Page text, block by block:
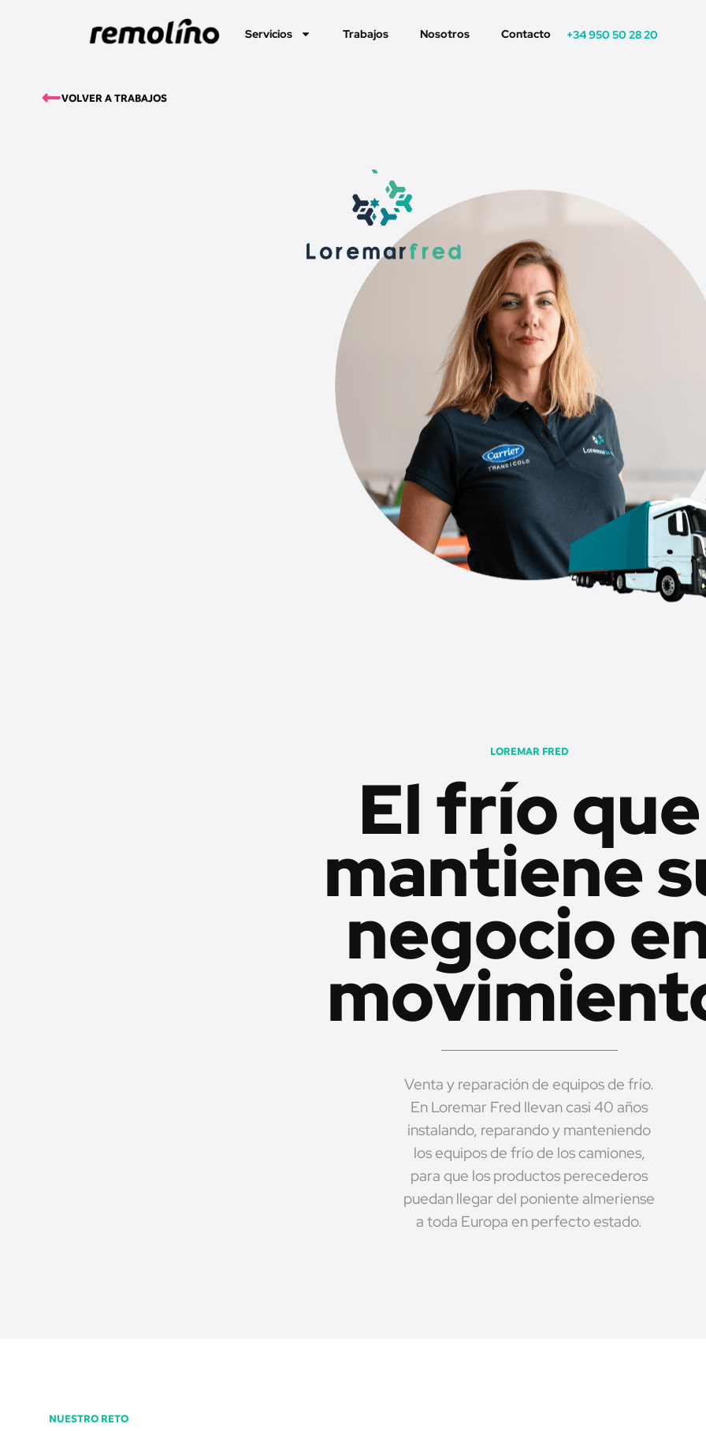
Servicios Trabajos Nosotros Contacto +34 950 50 28 20
VOLVER A TRABAJOS
LOREMAR FRED
El frío que
mantiene
negocio
Venta y reparación de equipos de frío.
En Loremar Fred llevan casi 40 años
instalando, reparando y manteniendo
los equipos de frío de los camiones,
para que los productos perecederos
puedan llegar del poniente almeriense
a toda Europa en perfecto estado.
NUESTRO RETO